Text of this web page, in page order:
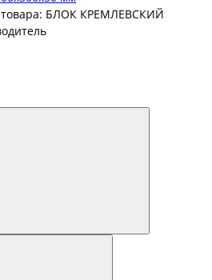
товара: БЛОК КРЕМЛЕВСКИЙ